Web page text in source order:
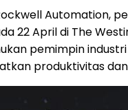
22 April di The
pemimpin
produktivitas